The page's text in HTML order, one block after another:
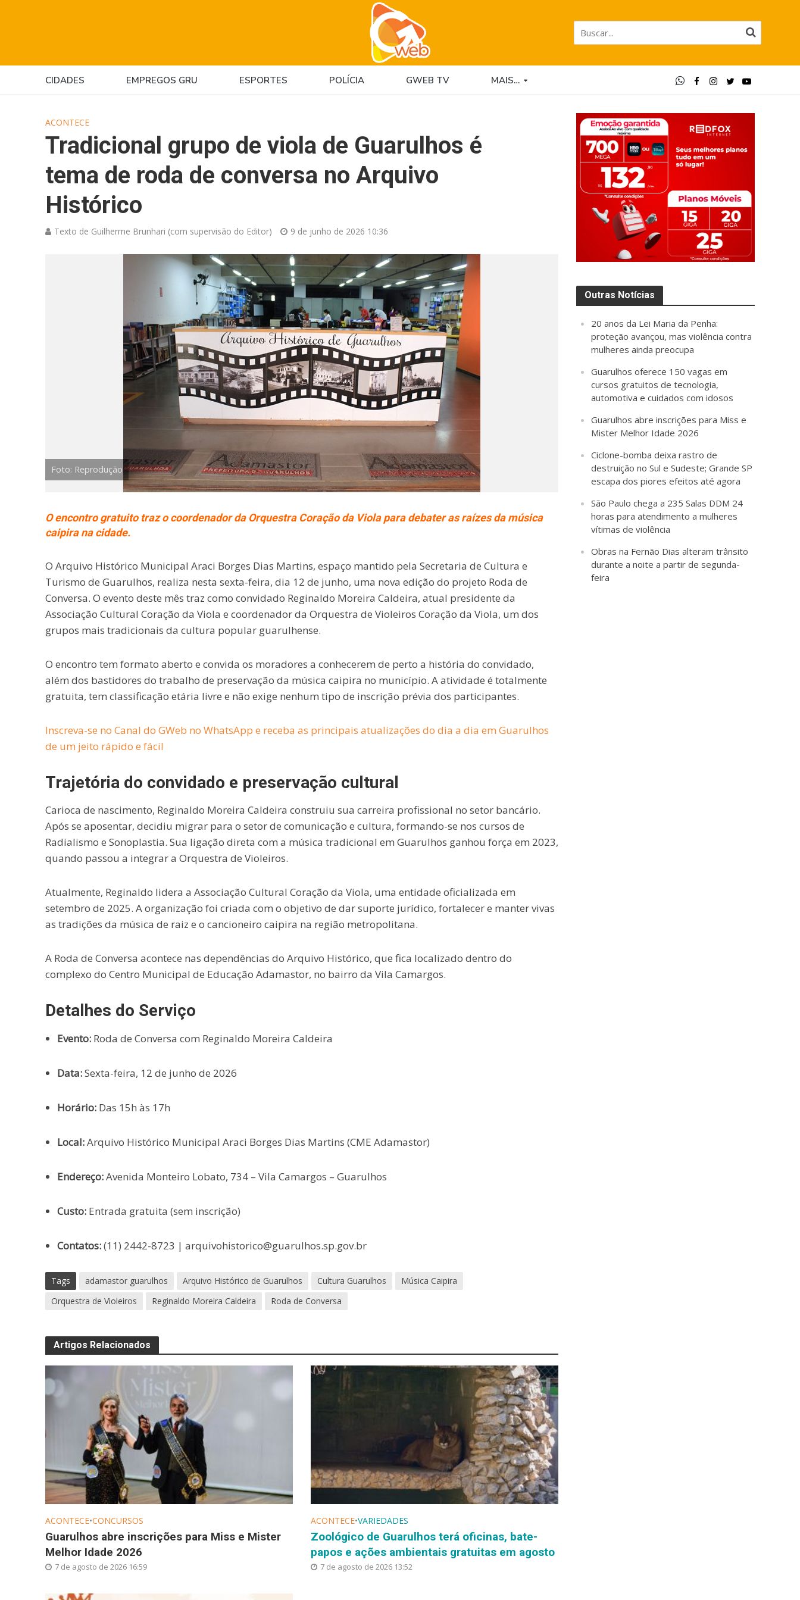
CIDADES EMPREGOS GRU ESPORTES POLÍCIA GWEB TV MAIS…
ACONTECE
Tradicional grupo de viola de Guarulhos é
tema de roda de conversa no Arquivo
Histórico
Texto de Guilherme Brunhari (com supervisão do Editor) 9 de junho de 2026 10:36
Foto: Reprodução
O encontro gratuito traz o coordenador da Orquestra Coração da Viola para debater as raízes da música
caipira na cidade.
O Arquivo Histórico Municipal Araci Borges Dias Martins, espaço mantido pela Secretaria de Cultura e
Turismo de Guarulhos, realiza nesta sexta-feira, dia 12 de junho, uma nova edição do projeto Roda de
Conversa. O evento deste mês traz como convidado Reginaldo Moreira Caldeira, atual presidente da
Associação Cultural Coração da Viola e coordenador da Orquestra de Violeiros Coração da Viola, um dos
grupos mais tradicionais da cultura popular guarulhense.
O encontro tem formato aberto e convida os moradores a conhecerem de perto a história do convidado,
além dos bastidores do trabalho de preservação da música caipira no município. A atividade é totalmente
gratuita, tem classificação etária livre e não exige nenhum tipo de inscrição prévia dos participantes.
Inscreva-se no Canal do GWeb no WhatsApp e receba as principais atualizações do dia a dia em Guarulhos
de um jeito rápido e fácil
Trajetória do convidado e preservação cultural
Carioca de nascimento, Reginaldo Moreira Caldeira construiu sua carreira profissional no setor bancário.
Após se aposentar, decidiu migrar para o setor de comunicação e cultura, formando-se nos cursos de
Radialismo e Sonoplastia. Sua ligação direta com a música tradicional em Guarulhos ganhou força em 2023,
quando passou a integrar a Orquestra de Violeiros.
Atualmente, Reginaldo lidera a Associação Cultural Coração da Viola, uma entidade oficializada em
setembro de 2025. A organização foi criada com o objetivo de dar suporte jurídico, fortalecer e manter vivas
as tradições da música de raiz e o cancioneiro caipira na região metropolitana.
A Roda de Conversa acontece nas dependências do Arquivo Histórico, que fica localizado dentro do
complexo do Centro Municipal de Educação Adamastor, no bairro da Vila Camargos.
Detalhes do Serviço
Evento:Roda de Conversa com Reginaldo Moreira Caldeira
Data:Sexta-feira, 12 de junho de 2026
Horário:Das 15h às 17h
Local:Arquivo Histórico Municipal Araci Borges Dias Martins (CME Adamastor)
Endereço:Avenida Monteiro Lobato, 734 – Vila Camargos – Guarulhos
Custo:Entrada gratuita (sem inscrição)
Contatos:(11) 2442-8723 | arquivohistorico@guarulhos.sp.gov.br
Tags adamastor guarulhos Arquivo Histórico de Guarulhos Cultura Guarulhos
Música Caipira
Orquestra de Violeiros
Reginaldo Moreira Caldeira Roda de Conversa
Artigos Relacionados
ACONTECE•CONCURSOS
Guarulhos abre inscrições para Miss e Mister
Melhor Idade 2026
7 de agosto de 2026 16:59
ACONTECE•VARIEDADES
Zoológico de Guarulhos terá oficinas, bate-
papos e ações ambientais gratuitas em agosto
7 de agosto de 2026 13:52
Outras Notícias
20 anos da Lei Maria da Penha:
proteção avançou, mas violência contra
mulheres ainda preocupa
Guarulhos oferece 150 vagas em
cursos gratuitos de tecnologia,
automotiva e cuidados com idosos
Guarulhos abre inscrições para Miss e
Mister Melhor Idade 2026
Ciclone-bomba deixa rastro de
destruição no Sul e Sudeste; Grande SP
escapa dos piores efeitos até agora
São Paulo chega a 235 Salas DDM 24
horas para atendimento a mulheres
vítimas de violência
Obras na Fernão Dias alteram trânsito
durante a noite a partir de segunda-
feira